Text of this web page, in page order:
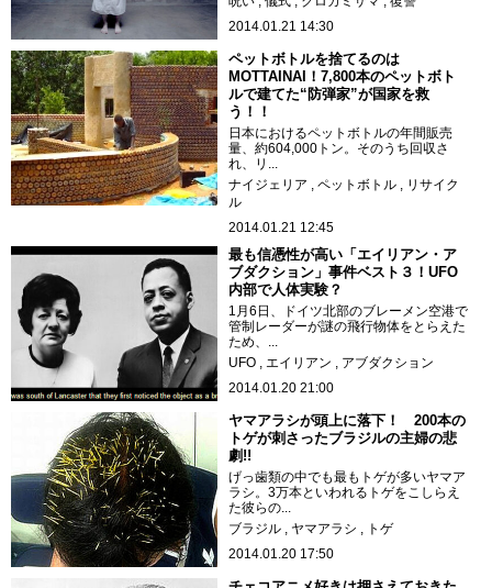
2014.01.21 14:30
ペットボトルを捨てるのは
MOTTAINAI！7,800本のペットボト
ルで建てた“防弾家”が国家を救
う！！
日本におけるペットボトルの年間販売
量、約604,000トン。そのうち回収さ
れ、リ...
ナイジェリア
ペットボトル
リサイク
ル
2014.01.21 12:45
最も信憑性が高い「エイリアン・ア
ブダクション」事件ベスト３！UFO
内部で人体実験？
1月6日、ドイツ北部のブレーメン空港で
管制レーダーが謎の飛行物体をとらえた
ため、...
UFO
エイリアン
アブダクション
2014.01.20 21:00
ヤマアラシが頭上に落下！ 200本の
トゲが刺さったブラジルの主婦の悲
劇!!
げっ歯類の中でも最もトゲが多いヤマア
ラシ。3万本といわれるトゲをこしらえ
た彼らの...
ブラジル
ヤマアラシ
トゲ
2014.01.20 17:50